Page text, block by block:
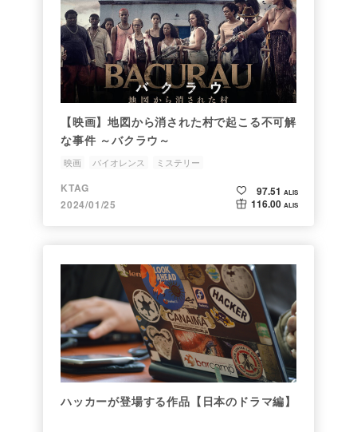
【映画】地図から消された村で起こる不可解
な事件 ～バクラウ～
映画 バイオレンス ミステリー
KTAG
2024/01/25
97.51 ALIS
116.00 ALIS
ハッカーが登場する作品【日本のドラマ編】